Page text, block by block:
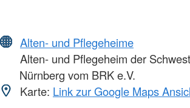
Alten- und Pflegeheime
Alten- und Pflegeheim der
Nürnberg vom BRK e.V.
Karte: Link zur Google Maps